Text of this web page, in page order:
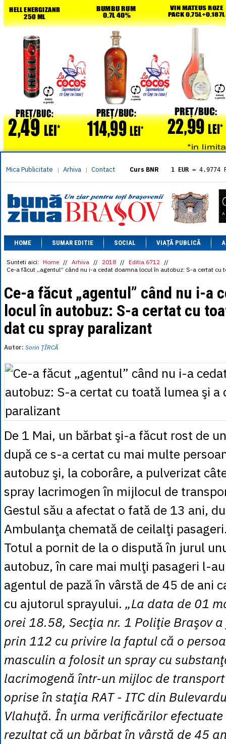
Mica Publicitate | Arhiva | Contact Curs BNR 1 EUR = 4.9774
= 5.8304
1 XAU= 464.4611
1 AED= 1.1933
1 AUD= 2.7957
1 BGN= 2.5449
1 CAD= 3.1559
1 CHF= 5.2813
1 CZK= 0.1993
1 EGP
= 0.0860
1 HUF= 1.2223
1 INR= 0.0513
1 JPY= 3.0556
1 PLN = 1.1646
1 RSD= 0.0425
= 0.0530
1 SEK= 0.4526
1 ZAR = 0.2318
HOME SUMAR EDITIE SOCIAL VIAȚĂ PUBLICĂ
Sunteti aici: Home // Arhiva // 2018 // Editia 6712 //
Ce-a făcut „agentul” când nu i-a cedat doamna locul în autobuz: S-a certat
Ce-a făcut „agentul” când nu i-a
locul în autobuz: S-a certat cu
dat cu spray paralizant
Autor: Sorin ŢÎRCĂ
De 1 Mai, un bărbat şi-a făcut rost de
după ce s-a certat cu mai multe
autobuz şi, la coborâre, a pulverizat
spray lacrimogen în mijlocul de
Gestul său a afectat o fată de 13 ani,
Ambulanţa chemată de ceilalţi
Totul a pornit de la o dispută în jurul
autobuz, în care mai mulţi pasageri l-
agentul de pază în vârstă de 45 de ani
cu ajutorul sprayului. „La data de 01
orei 18.58, Secţia nr. 1 Poliţie Braşov
prin 112 cu privire la faptul că o
masculin a folosit un spray cu
lacrimogenă într-un mijloc de
oprise în staţia RAT - ITC din
Vlahuţă. În urma verificărilor
rezultat că un bărbat în vârstă de 45